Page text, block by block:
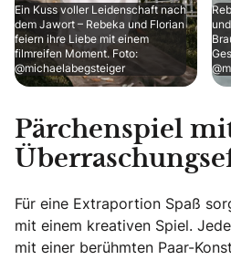
Ein Kuss voller Leidenschaft nach
dem Jawort – Rebeka und Florian
feiern ihre Liebe mit einem
filmreifen Moment. Foto:
@michaelabegsteiger
Pärchenspiel
Für eine Extraportion Spaß
mit einem kreativen Spiel.
mit einer berühmten Paar-